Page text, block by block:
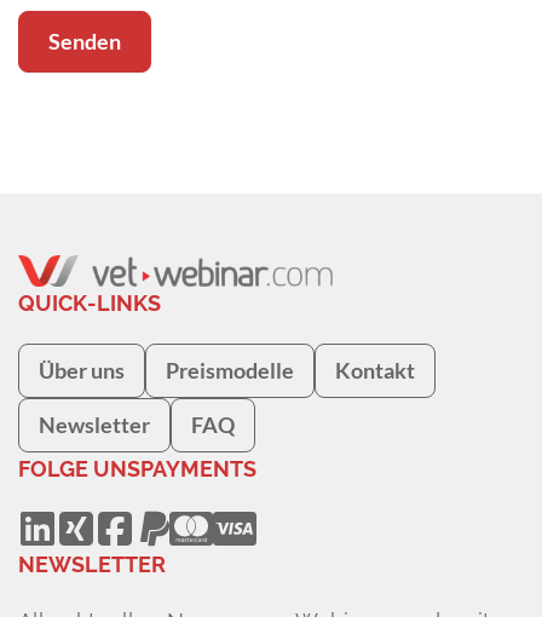
QUICK-LINKS
Über uns Preismodelle Kontakt
Newsletter FAQ
FOLGE UNSPAYMENTS
NEWSLETTER